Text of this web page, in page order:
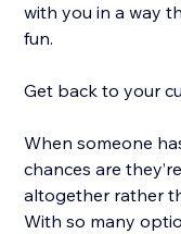
with you in a way
fun.
Get back to your
When someone has a
chances are
altogether rather
With so many